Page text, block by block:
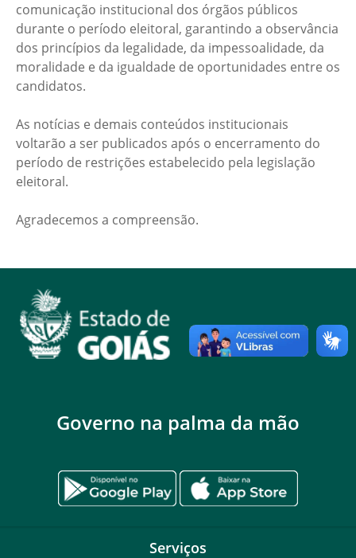
comunicação institucional dos órgãos públicos
durante o período eleitoral, garantindo a observância
dos princípios da legalidade, da impessoalidade, da
moralidade e da igualdade de oportunidades entre os
candidatos.
As notícias e demais conteúdos institucionais
voltarão a ser publicados após o encerramento do
período de restrições estabelecido pela legislação
eleitoral.
Agradecemos a compreensão.
Governo na palma da mão
Serviços